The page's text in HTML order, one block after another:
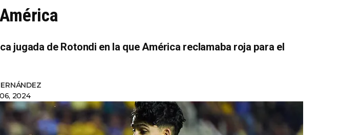
jugada de Rotondi en la que América reclamaba roja para el
2024